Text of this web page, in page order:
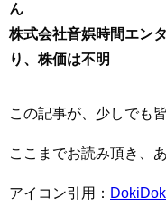
ん
株式会社音娯時間エン
り、株価は不明
この記事が、少しでも
ここまでお読み頂き、
アイコン引用：